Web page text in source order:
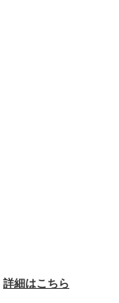
詳細はこちら